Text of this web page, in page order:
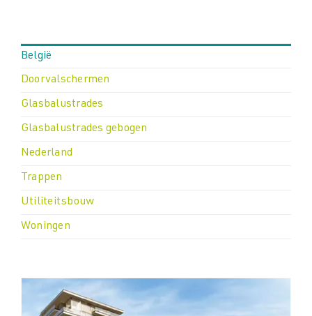
Contact
Downloads
België
Doorvalschermen
Glasbalustrades
Glasbalustrades gebogen
Nederland
Trappen
Utiliteitsbouw
Woningen